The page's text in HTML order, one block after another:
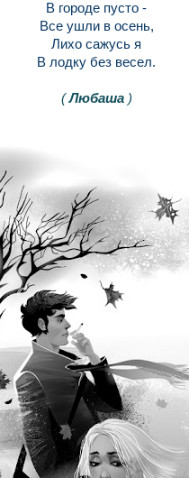
В городе пусто -
Все ушли в осень,
Лихо сажусь я
В лодку без весел.
(Любаша )